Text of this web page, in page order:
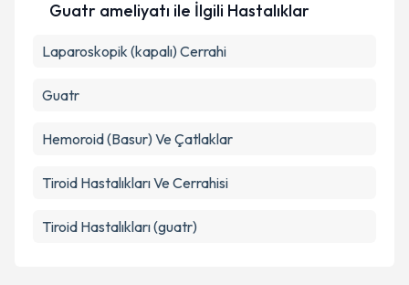
Guatr ameliyatı ile İlgili Hastalıklar
Laparoskopik (kapalı) Cerrahi
Guatr
Hemoroid (Basur) Ve Çatlaklar
Tiroid Hastalıkları Ve Cerrahisi
Tiroid Hastalıkları (guatr)